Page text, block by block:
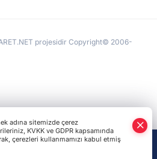
projesidir Copyright© 2006-
adına sitemizde çerez
KVKK ve GDPR kapsamında
çerezleri kullanmamızı kabul etmiş